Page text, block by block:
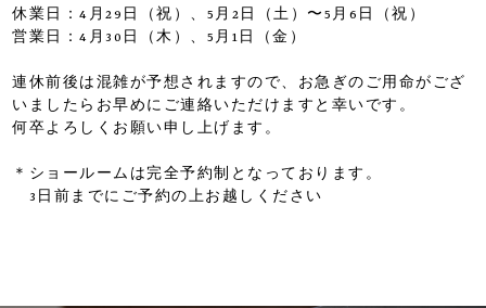
休業日：4月29日（祝）、5月2日（土）〜5月6日（祝）
営業日：4月30日（木）、5月1日（金）
連休前後は混雑が予想されますので、お急ぎのご用命がござ
いましたらお早めにご連絡いただけますと幸いです。
何卒よろしくお願い申し上げます。
＊ショールームは完全予約制となっております。
3日前までにご予約の上お越しください